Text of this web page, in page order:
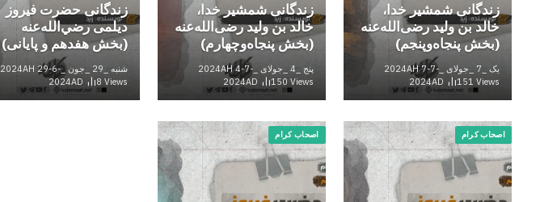
زندگانی شمشیر خدا،
خالد بن ولید رضی‌الله‌عنه
(بخش پنجاه‌وپنجم)
یک _7 _جولای _2024AH 7-7-
2024AD
151Views
زندگانی شمشیر خدا،
خالد بن ولید رضی‌الله‌عنه
(بخش پنجاه‌وچهارم)
پنج _4 _جولای _2024AH 4-7-
2024AD
150 Views
زندگانی حضرت فیروز
دیلمی رضي‌الله‌عنه
(بخش هفدهم و پایانی)
شنبه _29 _جون _2024AH 29-6-
2024AD
8 Views
اصحاب کرام اصحاب کرام